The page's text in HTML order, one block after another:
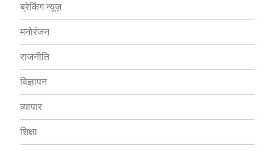
ब्रेकिंग न्यूज़
मनोरंजन
राजनीति
विज्ञापन
व्यापार
शिक्षा